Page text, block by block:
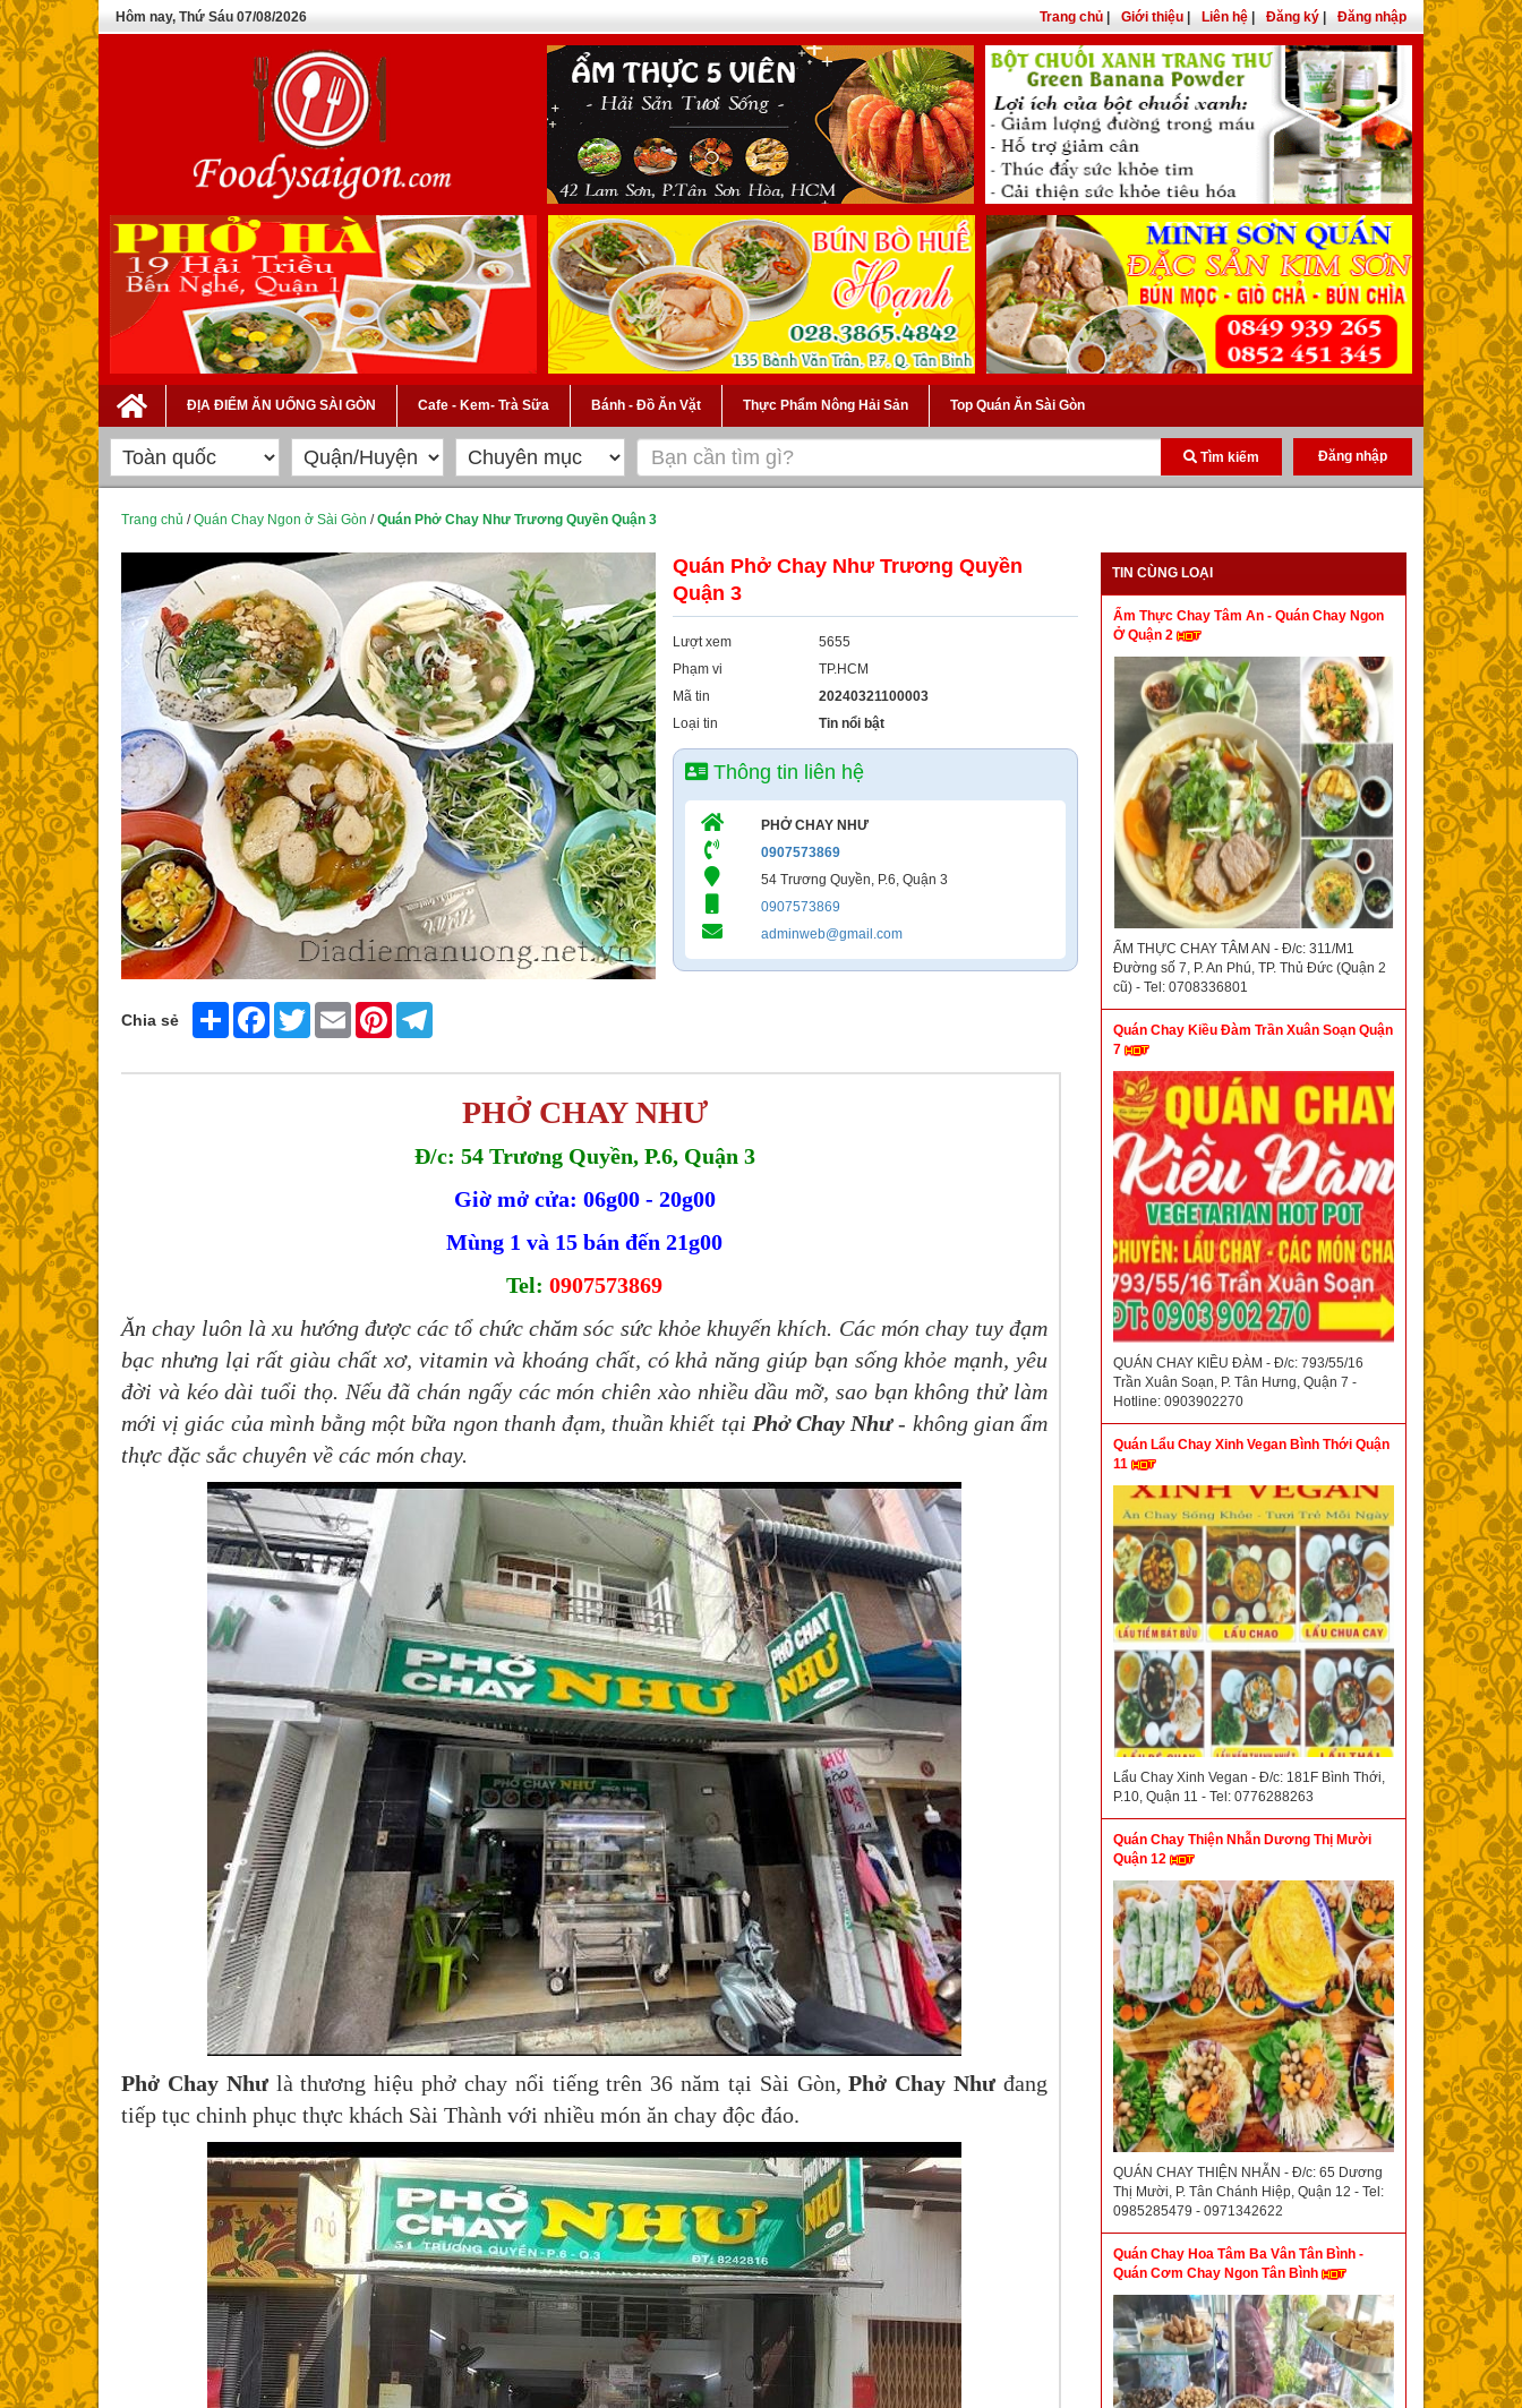
Hôm nay, Thứ Sáu 07/08/2026 Trang chủ Giới thiệu Liên hệ Đăng ký Đăng nhập
ĐỊA ĐIỂM ĂN UỐNG SÀI GÒN Cafe - Kem- Trà Sữa Bánh - Đồ Ăn Vặt Thực Phẩm Nông Hải Sản Top Quán Ăn Sài Gòn
Tìm kiếm Đăng nhập
Trang chủ /Quán Chay Ngon ở Sài Gòn /Quán Phở Chay Như Trương Quyền Quận 3
Chia sẻ Share FacebookTwitter Email Pinterest
Quán Phở Chay Như Trương Quyền
Quận 3
Lượt xem
5655
Phạm vi
TP.HCM
Mã tin
20240321100003
Loại tin
Tin nổi bật
Thông tin liên hệ
PHỞ CHAY NHƯ
0907573869
54 Trương Quyền, P.6, Quận 3
0907573869
adminweb@gmail.com
PHỞ CHAY NHƯ
Đ/c: 54 Trương Quyền, P.6, Quận 3
Giờ mở cửa: 06g00 - 20g00
Mùng 1 và 15 bán đến 21g00
Tel: 0907573869
Ăn chay luôn là xu hướng được các tổ chức chăm sóc sức khỏe khuyến khích. Các món chay tuy đạm
bạc nhưng lại rất giàu chất xơ, vitamin và khoáng chất, có khả năng giúp bạn sống khỏe mạnh, yêu
đời và kéo dài tuổi thọ. Nếu đã chán ngấy các món chiên xào nhiều dầu mỡ, sao bạn không thử làm
mới vị giác của mình bằng một bữa ngon thanh đạm, thuần khiết tại Phở Chay Như- không gian ẩm
thực đặc sắc chuyên về các món chay.
Phở Chay Nhưlà thương hiệu phở chay nổi tiếng trên 36 năm tại Sài Gòn,Phở Chay Nhưđang
tiếp tục chinh phục thực khách Sài Thành với nhiều món ăn chay độc đáo.
TIN CÙNG LOẠI
Ẩm Thực Chay Tâm An - Quán Chay Ngon
Ở Quận 2
ẨM THỰC CHAY TÂM AN - Đ/c: 311/M1
Đường số 7, P. An Phú, TP. Thủ Đức (Quận 2
cũ) - Tel: 0708336801
Quán Chay Kiều Đàm Trần Xuân Soạn Quận
7
QUÁN CHAY KIỀU ĐÀM - Đ/c: 793/55/16
Trần Xuân Soạn, P. Tân Hưng, Quận 7 -
Hotline: 0903902270
Quán Lẩu Chay Xinh Vegan Bình Thới Quận
11
Lẩu Chay Xinh Vegan - Đ/c: 181F Bình Thới,
P.10, Quận 11 - Tel: 0776288263
Quán Chay Thiện Nhẫn Dương Thị Mười
Quận 12
QUÁN CHAY THIỆN NHẪN - Đ/c: 65 Dương
Thị Mười, P. Tân Chánh Hiệp, Quận 12 - Tel:
0985285479 - 0971342622
Quán Chay Hoa Tâm Ba Vân Tân Bình -
Quán Cơm Chay Ngon Tân Bình